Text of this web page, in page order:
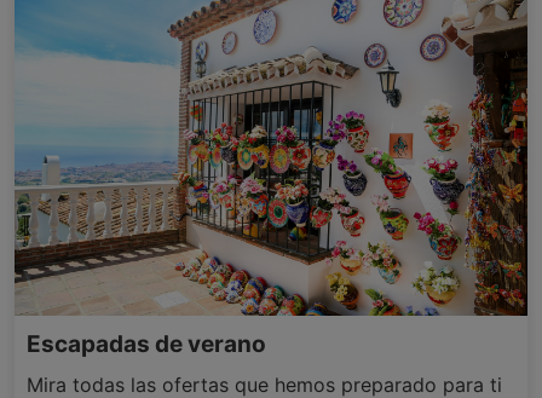
Escapadas de verano
Mira todas las ofertas que hemos preparado para ti